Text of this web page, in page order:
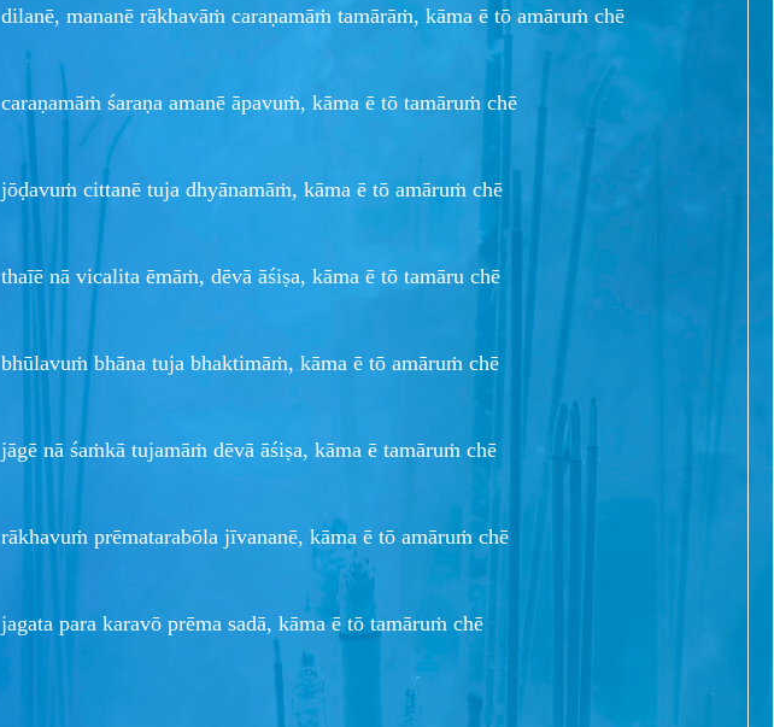
dilanē, mananē rākhavāṁ caraṇamāṁ tamārāṁ, kāma ē tō amāruṁ chē
caraṇamāṁ śaraṇa amanē āpavuṁ, kāma ē tō tamāruṁ chē
jōḍavuṁ cittanē tuja dhyānamāṁ, kāma ē tō amāruṁ chē
thaīē nā vicalita ēmāṁ, dēvā āśiṣa, kāma ē tō tamāru chē
bhūlavuṁ bhāna tuja bhaktimāṁ, kāma ē tō amāruṁ chē
jāgē nā śaṁkā tujamāṁ dēvā āśiṣa, kāma ē tamāruṁ chē
rākhavuṁ prēmatarabōla jīvananē, kāma ē tō amāruṁ chē
jagata para karavō prēma sadā, kāma ē tō tamāruṁ chē